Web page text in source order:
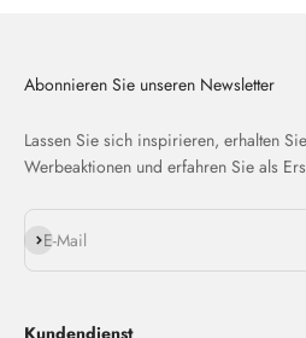
Abonnieren Sie unseren Newsletter
Lassen Sie sich inspirieren, erhalten
Werbeaktionen und erfahren Sie als
E-Mail
Abonnieren
Kundendienst